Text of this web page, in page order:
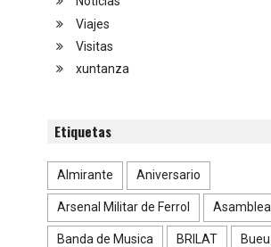
Viajes
Visitas
xuntanza
Etiquetas
Almirante Aniversario
Arsenal Militar de Ferrol Asamblea
Banda de Musica BRILAT Bueu